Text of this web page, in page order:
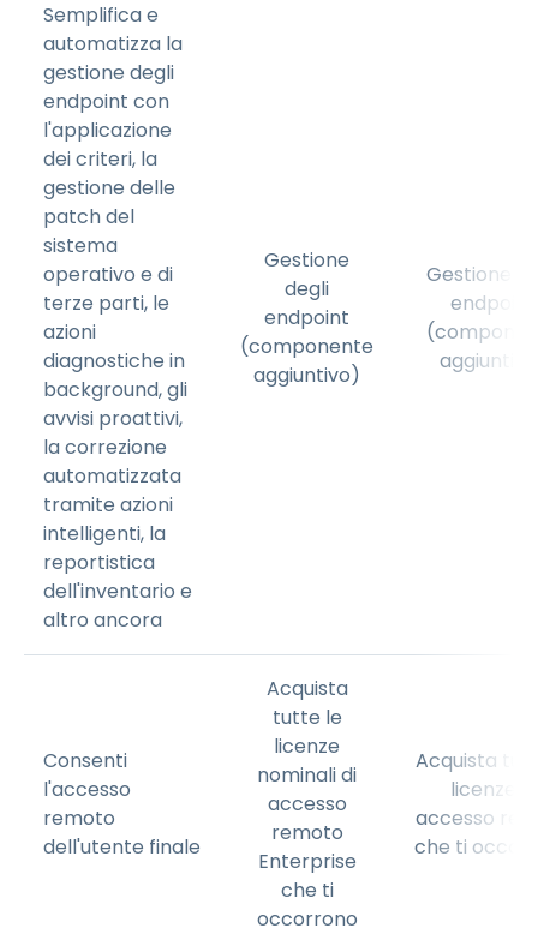
Semplifica e
automatizza la
gestione degli
endpoint con
l'applicazione
dei criteri, la
gestione delle
patch del
sistema
operativo e di
terze parti, le
azioni
diagnostiche in
background, gli
avvisi proattivi,
la correzione
automatizzata
tramite azioni
intelligenti, la
reportistica
dell'inventario e
altro ancora
Gestione
degli
endpoint
(componente
aggiuntivo)
Gestione
endpoint
Consenti
l'accesso
remoto
dell'utente finale
Acquista
tutte le
licenze
nominali di
accesso
remoto
Enterprise
che ti
occorrono
Acquista
licenze di
accesso
che ti